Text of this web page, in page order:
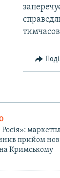
прийом
Кримському